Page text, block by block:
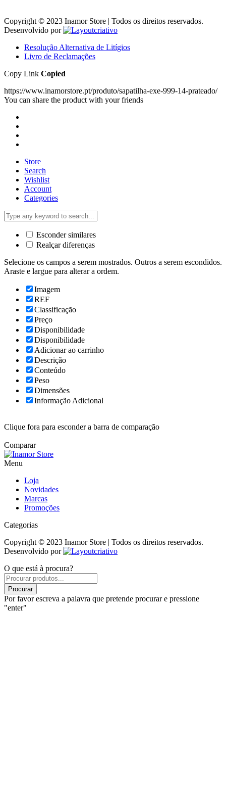
Copyright © 2023 Inamor Store | Todos os direitos reservados.
Desenvolvido por
Resolução Alternativa de Litígios
Livro de Reclamações
Copy Link Copied
https://www.inamorstore.pt/produto/sapatilha-exe-999-14-prateado/
You can share the product with your friends
Store
Search
Wishlist
Account
Categories
Esconder similares
Realçar diferenças
Selecione os campos a serem mostrados. Outros a serem escondidos.
Araste e largue para alterar a ordem.
Imagem
REF
Classificação
Preço
Disponibilidade
Disponibilidade
Adicionar ao carrinho
Descrição
Conteúdo
Peso
Dimensões
Informação Adicional
Clique fora para esconder a barra de comparação
Comparar
Menu
Loja
Novidades
Marcas
Promoções
Categorias
Copyright © 2023 Inamor Store | Todos os direitos reservados.
Desenvolvido por
O que está à procura?
Products
search
Procurar
Por favor escreva a palavra que pretende procurar e pressione
"enter"